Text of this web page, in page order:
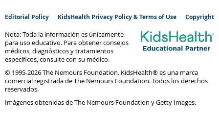
Editorial Policy KidsHealth Privacy Policy & Terms of Use Copyright
Nota: Toda la información es únicamente
para uso educativo. Para obtener consejos
médicos, diagnósticos y tratamientos
específicos, consulte con su médico.
© 1995-2026 The Nemours Foundation. KidsHealth® es una marca
comercial registrada de The Nemours Foundation. Todos los derechos
reservados.
Imágenes obtenidas de The Nemours Foundation y Getty Images.